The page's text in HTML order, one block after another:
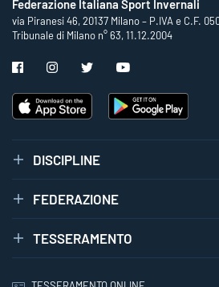
Federazione Italiana Sport Invernali
via Piranesi 46, 20137 Milano – P.IVA e C.F.
Tribunale di Milano n° 63, 11.12.2004
DISCIPLINE
FEDERAZIONE
TESSERAMENTO